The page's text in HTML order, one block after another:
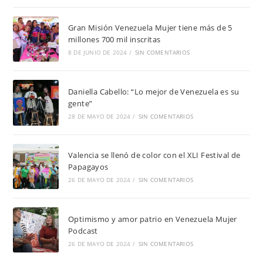
Gran Misión Venezuela Mujer tiene más de 5
millones 700 mil inscritas
8 DE JUNIO DE 2024 / SIN COMENTARIOS
Daniella Cabello: “Lo mejor de Venezuela es su
gente”
28 DE MAYO DE 2024 / SIN COMENTARIOS
Valencia se llenó de color con el XLI Festival de
Papagayos
26 DE MAYO DE 2024 / SIN COMENTARIOS
Optimismo y amor patrio en Venezuela Mujer
Podcast
26 DE MAYO DE 2024 / SIN COMENTARIOS